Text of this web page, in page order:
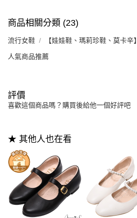
商品相關分類 (23)
流行女鞋 【娃娃鞋、瑪莉珍鞋、莫卡辛】
人氣商品推薦
評價
喜歡這個商品嗎？購買後給他一個好評吧
★ 其他人也在看